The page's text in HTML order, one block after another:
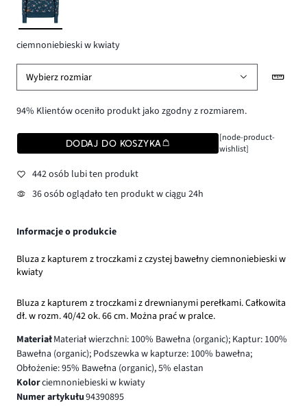
ciemnoniebieski w kwiaty
Wybierz rozmiar
94% Klientów oceniło produkt jako zgodny z rozmiarem.
DODAJ DO KOSZYKA
[node-product-
wishlist]
442 osób lubi ten produkt
36 osób oglądało ten produkt w ciągu 24h
Informacje o produkcie
Bluza z kapturem z troczkami z czystej bawełny ciemnoniebieski w
kwiaty
Bluza z kapturem z troczkami z drewnianymi perełkami. Całkowita
dł. w rozm. 40/42 ok. 66 cm. Można prać w pralce.
MateriałMateriał wierzchni: 100% Bawełna (organic); Kaptur: 100%
Bawełna (organic); Podszewka w kapturze: 100% bawełna;
Obłożenie: 95% Bawełna (organic), 5% elastan
Kolorciemnoniebieski w kwiaty
Numer artykułu94390895